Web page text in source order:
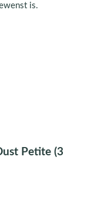
is.
Petite (3